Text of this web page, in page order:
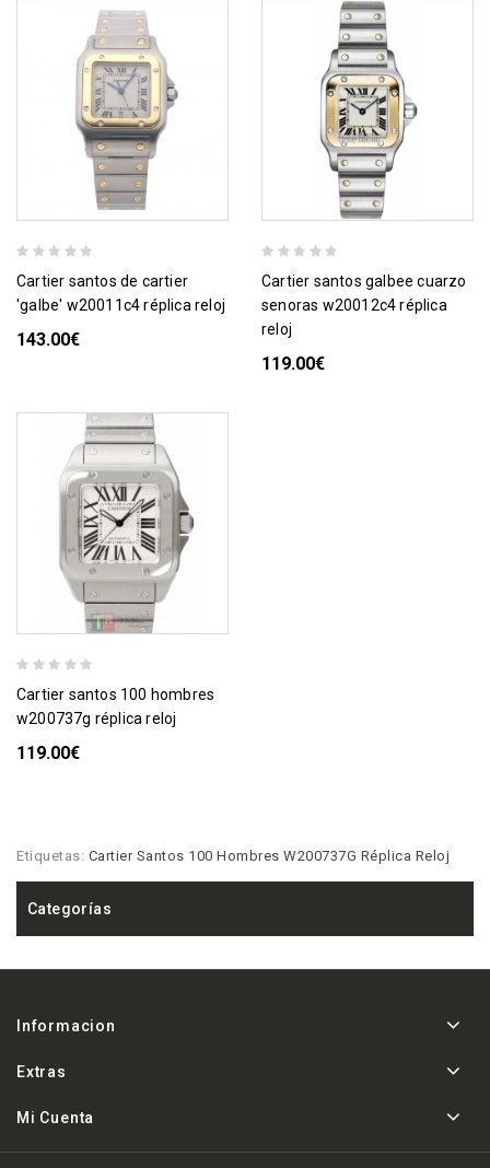
cartier santos de cartier
'galbe' w20011c4 réplica reloj
143.00€
cartier santos galbee cuarzo
senoras w20012c4 réplica
reloj
119.00€
cartier santos 100 hombres
w200737g réplica reloj
119.00€
Etiquetas: Cartier Santos 100 Hombres W200737G Réplica Reloj
Categorías
Informacion
Extras
Mi Cuenta